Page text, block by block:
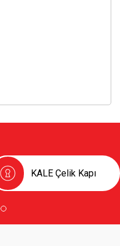
KALE Çelik Kapı